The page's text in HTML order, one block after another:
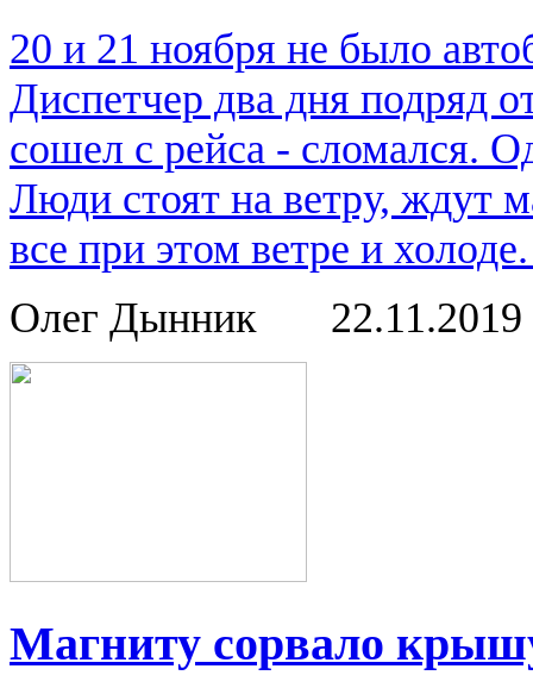
20 и 21 ноября не было
Диспетчер два дня подряд
сошел с рейса - сломался.
Люди стоят на ветру, ждут
все при этом ветре и
Олег Дынник
22.11.2019
Магниту сорвало